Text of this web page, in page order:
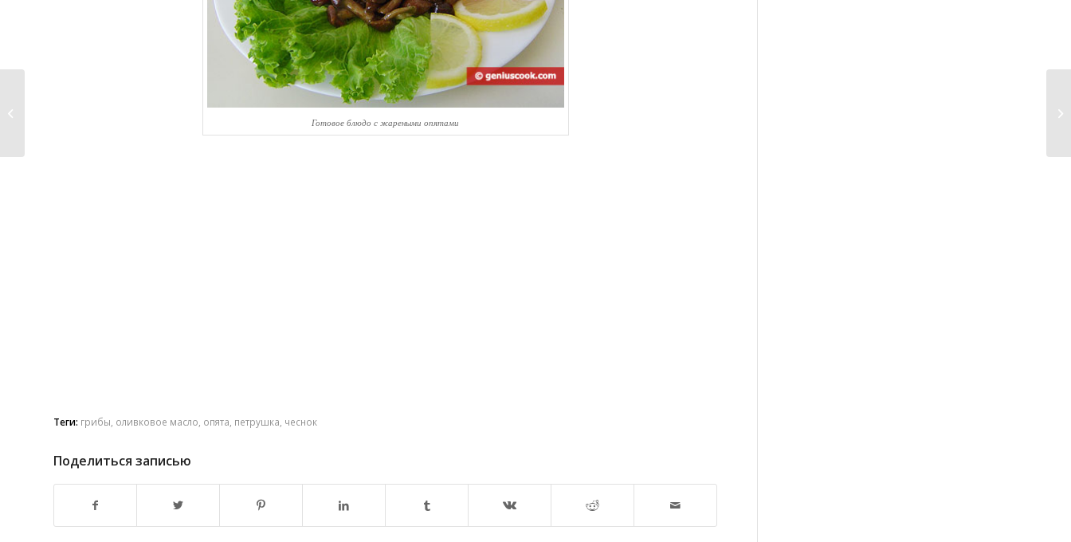
Готовое блюдо с жареными опятами
Теги: грибы, оливковое масло, опята, петрушка, чеснок
Поделиться записью